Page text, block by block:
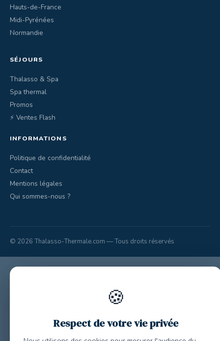
Hauts-de-France
Midi-Pyrénées
Normandie
SÉJOURS
Thalasso & Spa
Spa thermal
Promos
⚡ Ventes Flash
INFORMATIONS
Politique de confidentialité
Contact
Mentions légales
Qui sommes-nous ?
© 2026 Thalasso-Thermale.com — Tous droits réservés
🍪
Respect de votre vie privée